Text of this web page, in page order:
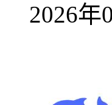
2026年